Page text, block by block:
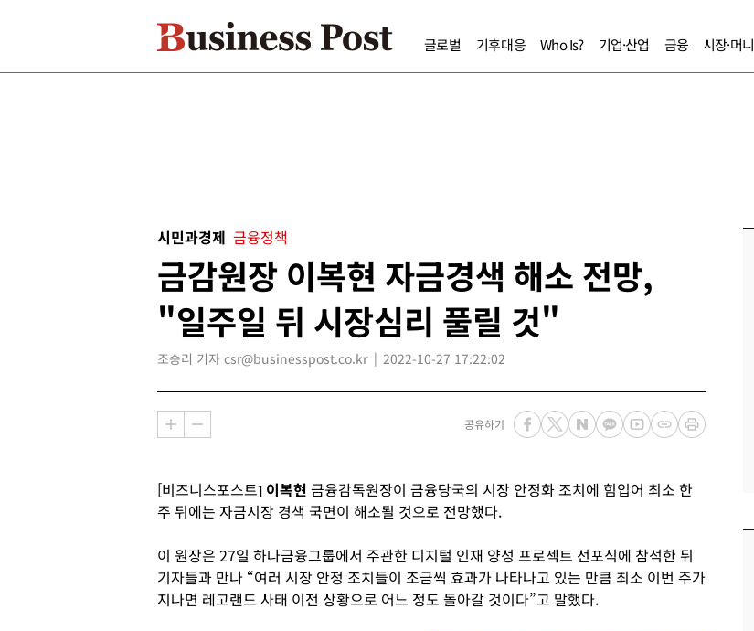
글로벌 기후대응 Who Is? 기업·산업 금융 시장·머니
시민과경제 금융정책
금감원장 이복현 자금경색 해소 전망,
"일주일 뒤 시장심리 풀릴 것"
조승리 기자 csr@businesspost.co.kr 2022-10-27 17:22:02
공유하기
[비즈니스포스트] 이복현 금융감독원장이 금융당국의 시장 안정화 조치에 힘입어 최소 한
주 뒤에는 자금시장 경색 국면이 해소될 것으로 전망했다.
이 원장은 27일 하나금융그룹에서 주관한 디지털 인재 양성 프로젝트 선포식에 참석한 뒤
기자들과 만나 “여러 시장 안정 조치들이 조금씩 효과가 나타나고 있는 만큼 최소 이번 주가
지나면 레고랜드 사태 이전 상황으로 어느 정도 돌아갈 것이다”고 말했다.